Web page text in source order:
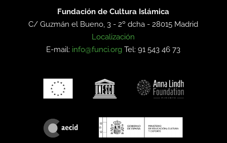
Fundación de Cultura Islámica
C/ Guzmán el Bueno, 3 - 2º dcha -28015 Madrid
Localización
E-mail: info@funci.org Tel: 91 543 46 73